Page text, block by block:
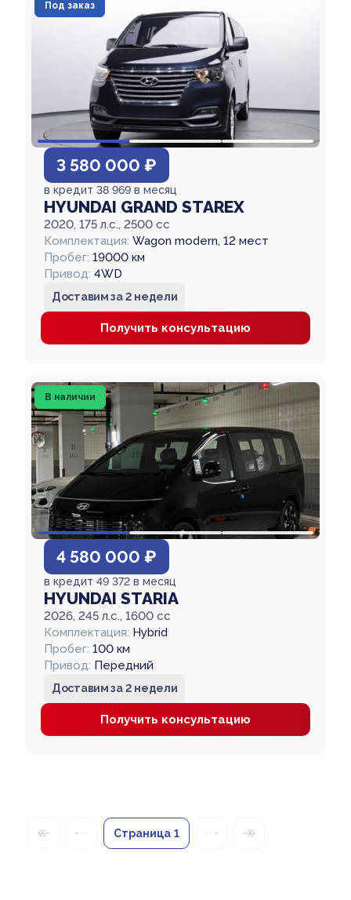
Под заказ
3 580 000 ₽
в кредит 38 969 в месяц
HYUNDAI GRAND STAREX
2020, 175 л.с., 2500 cc
Комплектация: Wagon modern, 12 мест
Пробег: 19000 км
Привод: 4WD
Доставим за 2 недели
Получить консультацию
В наличии
4 580 000 ₽
в кредит 49 372 в месяц
HYUNDAI STARIA
2026, 245 л.с., 1600 cc
Комплектация: Hybrid
Пробег: 100 км
Привод: Передний
Доставим за 2 недели
Получить консультацию
Страница 1